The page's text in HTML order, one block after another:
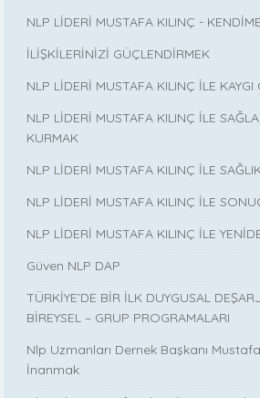
NLP LİDERİ MUSTAFA KILINÇ -
İLİŞKİLERİNİZİ GÜÇLENDİRMEK
NLP LİDERİ MUSTAFA KILINÇ İLE
NLP LİDERİ MUSTAFA KILINÇ İLE
KURMAK
NLP LİDERİ MUSTAFA KILINÇ İLE
NLP LİDERİ MUSTAFA KILINÇ İLE
NLP LİDERİ MUSTAFA KILINÇ İLE
Güven NLP DAP
TÜRKİYE’DE BİR İLK DUYGUSAL
BİREYSEL – GRUP PROGRAMALARI
Nlp Uzmanları Dernek Başkanı
İnanmak